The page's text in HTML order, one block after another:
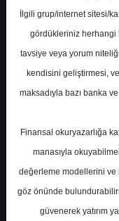
En Yüksek Tahmin
Ortalama Fiyat
Ortalama Getiri
İlgili grup/internet sitesi/
gördükleriniz herhangi
tavsiye veya yorum
kendisini geliştirmesi,
maksadıyla bazı banka
Finansal okuryazarlığa
manasıyla
değerleme modellerini ve
göz önünde
güvenerek yatırım